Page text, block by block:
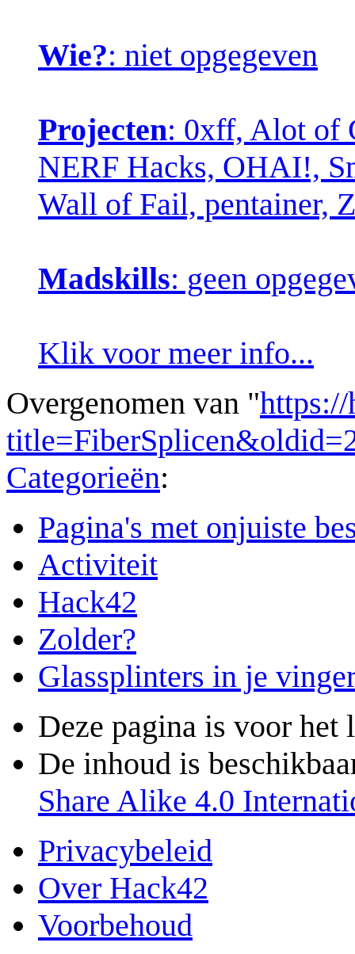
Wie?: niet opgegeven
Projecten: 0xff, Alot of
NERF Hacks, OHAI!,
Wall of Fail, pentainer,
Madskills: geen
Klik voor meer info...
Overgenomen van "
Categorieën:
Pagina's met onjuiste
Activiteit
Hack42
Zolder?
Glassplinters in je
Deze pagina is voor het
De inhoud is
Share Alike 4.0
Privacybeleid
Over Hack42
Voorbehoud